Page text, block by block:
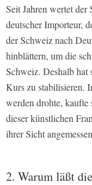
Seit Jahren wertet
deutscher Importeur,
der Schweiz nach
hinblättern, um die
Schweiz. Deshalb hat
Kurs zu stabilisieren.
werden drohte,
dieser künstlichen
ihrer Sicht
2. Warum läßt